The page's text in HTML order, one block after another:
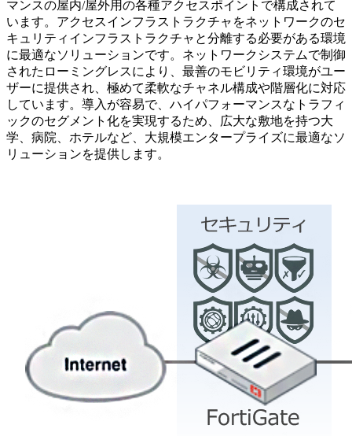
マンスの屋内/屋外用の各種アクセスポイントで構成されて
います。アクセスインフラストラクチャをネットワークのセ
キュリティインフラストラクチャと分離する必要がある環境
に最適なソリューションです。ネットワークシステムで制御
されたローミングレスにより、最善のモビリティ環境がユー
ザーに提供され、極めて柔軟なチャネル構成や階層化に対応
しています。導入が容易で、ハイパフォーマンスなトラフィ
ックのセグメント化を実現するため、広大な敷地を持つ大
学、病院、ホテルなど、大規模エンタープライズに最適なソ
リューションを提供します。